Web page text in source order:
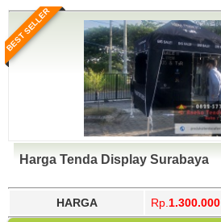
BEST SELLER
Harga Tenda Display Surabaya
HARGA Rp. 1.300.000